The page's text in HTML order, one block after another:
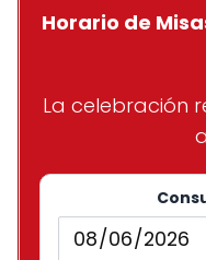
Horario de
La celebración